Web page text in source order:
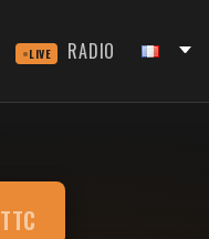
LIVE RADIO
TTC